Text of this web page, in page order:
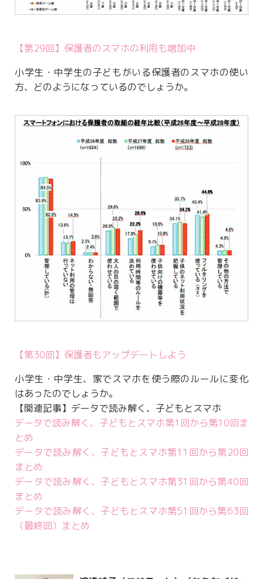
【第29回】保護者のスマホの利用も増加中
小学生・中学生の子どもがいる保護者のスマホの使い
方、どのようになっているのでしょうか。
【第30回】保護者もアップデートしよう
小学生・中学生、家でスマホを使う際のルールに変化
はあったのでしょうか。
【関連記事】データで読み解く、子どもとスマホ
データで読み解く、子どもとスマホ第1回から第10回ま
とめ
データで読み解く、子どもとスマホ第11回から第20回
まとめ
データで読み解く、子どもとスマホ第31回から第40回
まとめ
データで読み解く、子どもとスマホ第51回から第63回
（最終回）まとめ